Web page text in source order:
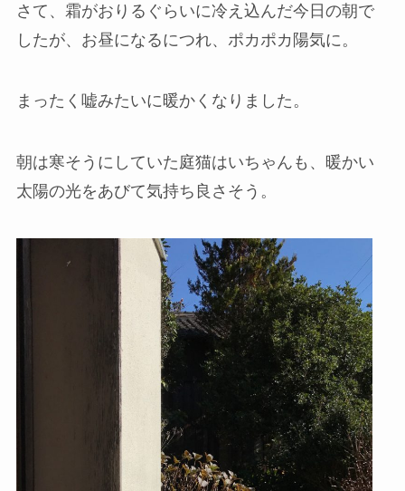
さて、霜がおりるぐらいに冷え込んだ今日の朝で
したが、お昼になるにつれ、ポカポカ陽気に。
まったく嘘みたいに暖かくなりました。
朝は寒そうにしていた庭猫はいちゃんも、暖かい
太陽の光をあびて気持ち良さそう。